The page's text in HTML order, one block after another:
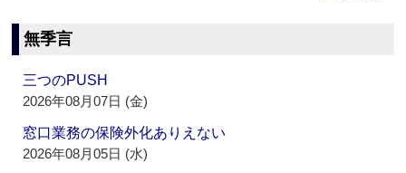
無季言
三つのPUSH
2026年08月07日 (金)
窓口業務の保険外化ありえない
2026年08月05日 (水)